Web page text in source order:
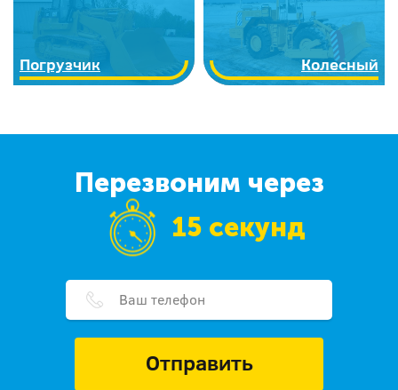
Погрузчик Колесный
Перезвоним через
15 секунд
Отправить